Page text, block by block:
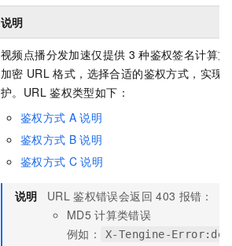
说明
视频点播分发加速仅提供 3 种鉴权签名计算
加密 URL 格式，选择合适的鉴权方式，实现
护。URL 鉴权类型如下：
鉴权方式 A 说明
鉴权方式 B 说明
鉴权方式 C 说明
说明 URL 鉴权错误会返回 403 报错：
MD5 计算类错误
例如：
X-Tengine-